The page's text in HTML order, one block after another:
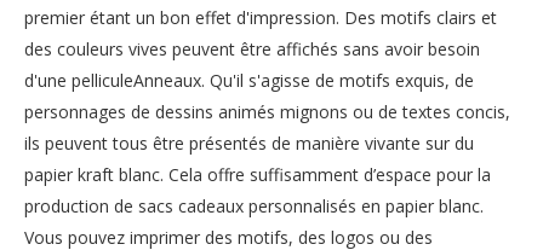
premier étant un bon effet d'impression. Des motifs clairs et
des couleurs vives peuvent être affichés sans avoir besoin
d'une pelliculeAnneaux. Qu'il s'agisse de motifs exquis, de
personnages de dessins animés mignons ou de textes concis,
ils peuvent tous être présentés de manière vivante sur du
papier kraft blanc. Cela offre suffisamment d’espace pour la
production de sacs cadeaux personnalisés en papier blanc.
Vous pouvez imprimer des motifs, des logos ou des